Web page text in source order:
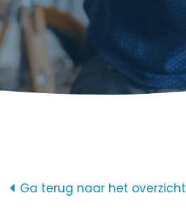
Ga terug naar het overzicht